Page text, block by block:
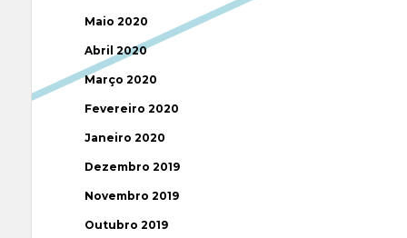
Maio 2020
Abril 2020
Março 2020
Fevereiro 2020
Janeiro 2020
Dezembro 2019
Novembro 2019
Outubro 2019